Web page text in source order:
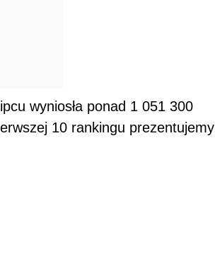
wyniosła ponad 1 051 300
10 rankingu prezentujemy